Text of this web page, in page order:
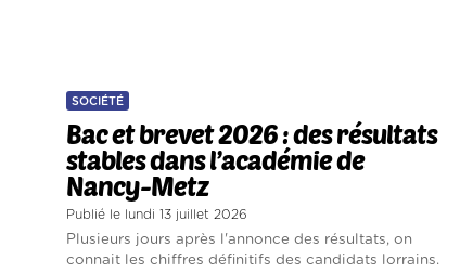
SOCIÉTÉ
Bac et brevet 2026 : des résultats
stables dans l’académie de
Nancy-Metz
Publié le lundi 13 juillet 2026
Plusieurs jours après l'annonce des résultats, on
connait les chiffres définitifs des candidats lorrains.